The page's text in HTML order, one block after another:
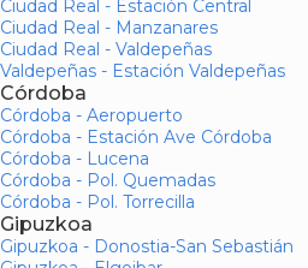
Ciudad Real - Estación Central
Ciudad Real - Manzanares
Ciudad Real - Valdepeñas
Valdepeñas - Estación Valdepeñas
Córdoba
Córdoba - Aeropuerto
Córdoba - Estación Ave Córdoba
Córdoba - Lucena
Córdoba - Pol. Quemadas
Córdoba - Pol. Torrecilla
Gipuzkoa
Gipuzkoa - Donostia-San Sebastián